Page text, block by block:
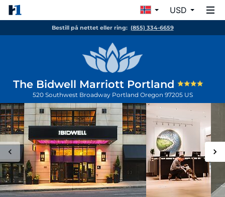
USD
Bestill på nettet eller ring: (855) 334-6659
The Bidwell Marriott Portland
520 Southwest Broadway Portland Oregon 97205 US